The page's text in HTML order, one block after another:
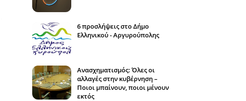
6 προσλήψεις στο Δήμο
Ελληνικού - Αργυρούπολης
Ανασχηματισμός: Όλες οι
αλλαγές στην κυβέρνηση –
Ποιοι μπαίνουν, ποιοι μένουν
εκτός